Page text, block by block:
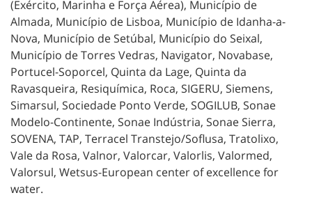
(Exército, Marinha e Força Aérea), Município de
Almada, Município de Lisboa, Município de Idanha-a-
Nova, Município de Setúbal, Município do Seixal,
Município de Torres Vedras, Navigator, Novabase,
Portucel-Soporcel, Quinta da Lage, Quinta da
Ravasqueira, Resiquímica, Roca, SIGERU, Siemens,
Simarsul, Sociedade Ponto Verde, SOGILUB, Sonae
Modelo-Continente, Sonae Indústria, Sonae Sierra,
SOVENA, TAP, Terracel Transtejo/Soflusa, Tratolixo,
Vale da Rosa, Valnor, Valorcar, Valorlis, Valormed,
Valorsul, Wetsus-European center of excellence for
water.